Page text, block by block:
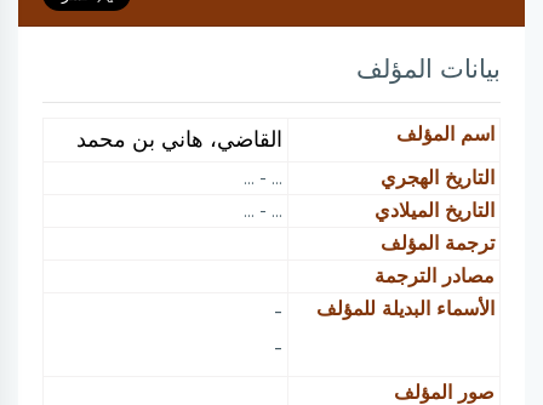
بيانات المؤلف
اسم المؤلف القاضي، هاني بن محمد
التاريخ الهجري
... - ...
التاريخ الميلادي
... - ...
ترجمة المؤلف
مصادر الترجمة
الأسماء البديلة للمؤلف
-
-
صور المؤلف